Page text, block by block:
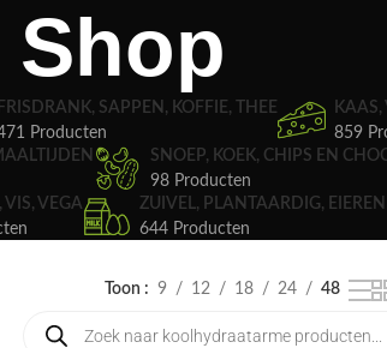
Shop
FRISDRANK, SAPPEN, KOFFIE, THEE
Producten
KAAS,
859
SNOEP, KOEK, CHIPS EN
98 Producten
VIS, VEGA
ZUIVEL, PLANTAARDIG, EIEREN
644 Producten
Toon 9 12 18 24 48